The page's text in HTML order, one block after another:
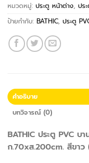
หมวดหมู่: ประตู หน้าต่าง, ปร
ป้ายกำกับ: BATHIC, ประตู
คำอธิบาย
บทวิจารณ์ (0)
BATHIC ประตู PVC บา
ก.70xส.200cm. สีขาว